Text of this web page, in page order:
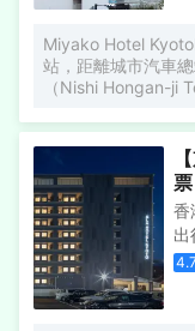
Miyako Hotel
站，距離城市汽車
（Nishi Hongan-ji
輕鬆。 酒店提供舒
施，浴室帶有浴缸
房服務讓您享受到
酒店的美容院享受
可以按個人喜好選
中式川菜、日式料
有一間便利店和自
票
香
出